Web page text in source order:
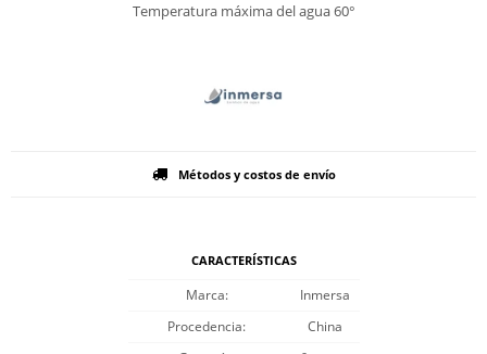
Temperatura máxima del agua 60°
Métodos y costos de envío
CARACTERÍSTICAS
Marca
Inmersa
Procedencia
China